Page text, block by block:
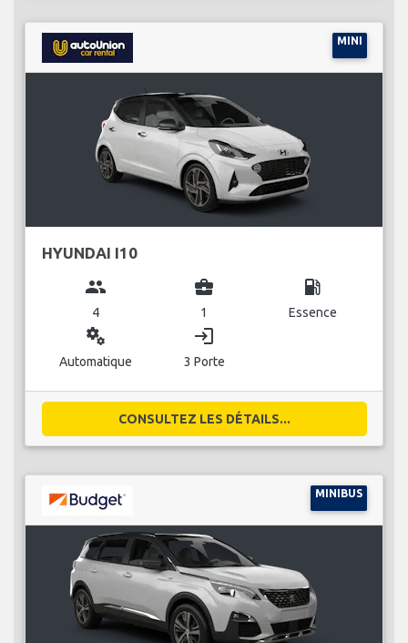
MINI
HYUNDAI I10
group
4
business_center
1
local_gas_station
Essence
miscellaneous_services
Automatique
login
3 Porte
CONSULTEZ LES DÉTAILS...
MINIBUS